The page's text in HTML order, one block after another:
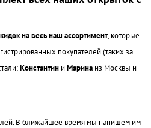
на весь наш ассортимент, которые
покупателей (таких за
Константин иМарина из Москвы и
В ближайшее время мы напишем им